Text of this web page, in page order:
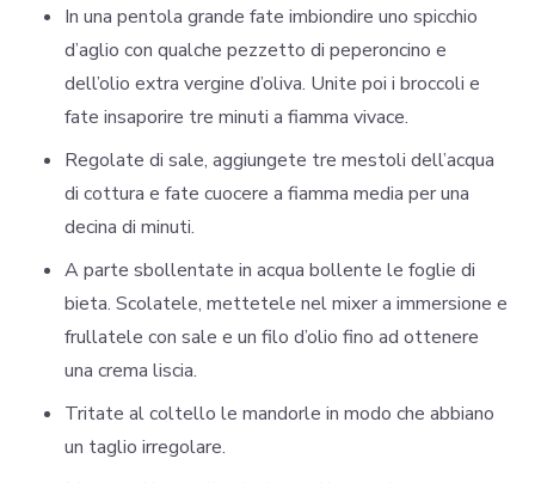
In una pentola grande fate imbiondire uno spicchio
d’aglio con qualche pezzetto di peperoncino e
dell’olio extra vergine d’oliva. Unite poi i broccoli e
fate insaporire tre minuti a fiamma vivace.
Regolate di sale, aggiungete tre mestoli dell’acqua
di cottura e fate cuocere a fiamma media per una
decina di minuti.
A parte sbollentate in acqua bollente le foglie di
bieta. Scolatele, mettetele nel mixer a immersione e
frullatele con sale e un filo d’olio fino ad ottenere
una crema liscia.
Tritate al coltello le mandorle in modo che abbiano
un taglio irregolare.